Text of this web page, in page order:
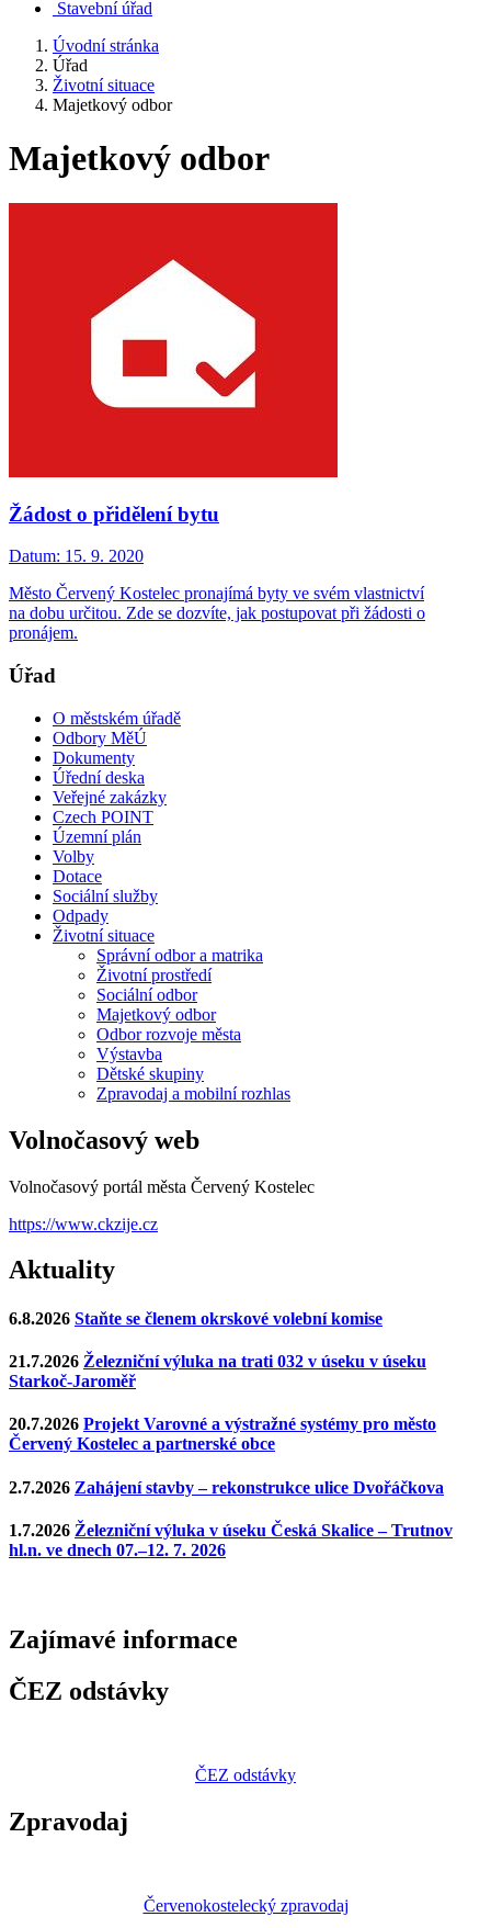
Stavební úřad
Úvodní stránka
Úřad
Životní situace
Majetkový odbor
Majetkový odbor
Žádost o přidělení bytu
Datum: 15. 9. 2020
Město Červený Kostelec pronajímá byty ve svém vlastnictví
na dobu určitou. Zde se dozvíte, jak postupovat při žádosti o
pronájem.
Úřad
O městském úřadě
Odbory MěÚ
Dokumenty
Úřední deska
Veřejné zakázky
Czech POINT
Územní plán
Volby
Dotace
Sociální služby
Odpady
Životní situace
Správní odbor a matrika
Životní prostředí
Sociální odbor
Majetkový odbor
Odbor rozvoje města
Výstavba
Dětské skupiny
Zpravodaj a mobilní rozhlas
Volnočasový web
Volnočasový portál města Červený Kostelec
https://www.ckzije.cz
Aktuality
6.8.2026 Staňte se členem okrskové volební komise
21.7.2026 Železniční výluka na trati 032 v úseku v úseku
Starkoč-Jaroměř
20.7.2026 Projekt Varovné a výstražné systémy pro město
Červený Kostelec a partnerské obce
2.7.2026 Zahájení stavby – rekonstrukce ulice Dvořáčkova
1.7.2026 Železniční výluka v úseku Česká Skalice – Trutnov
hl.n. ve dnech 07.–12. 7. 2026
Zajímavé informace
ČEZ odstávky
ČEZ odstávky
Zpravodaj
Červenokostelecký zpravodaj